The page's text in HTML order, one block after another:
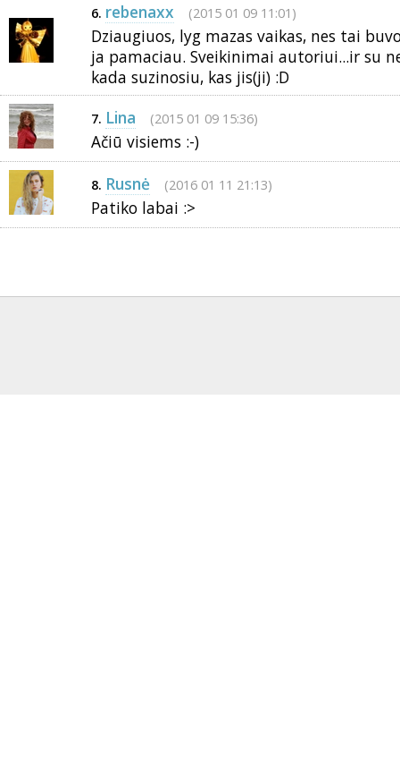
6. rebenaxx (2015 01 09 11:01)
Dziaugiuos, lyg mazas vaikas, nes tai
ja pamaciau. Sveikinimai autoriui...ir su
kada suzinosiu, kas jis(ji) :D
7. Lina (2015 01 09 15:36)
Ačiū visiems :-)
8. Rusnė (2016 01 11 21:13)
Patiko labai :>